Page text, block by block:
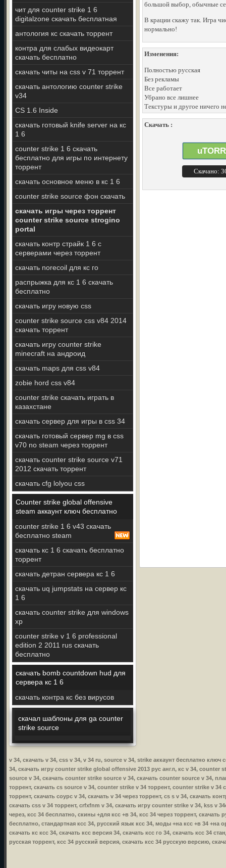
чит для counter strike 1 6
digitalzone скачать бесплатная
антология кс скачать торрент
контра для слабых видеокарт
скачать бесплатно
скачать читы на css v 71 торрент
скачать антологию counter strike
v34
CS 1.6 Inside
скачать готовый knife server на кс
1 6
counter strike 1 6 скачать
бесплатно для игры по интернету
торрент
скачать основное меню в кс 1 6
counter strike source фон скачать
скачать игры через торрент
counter strike source strogino
portal
скачать контр страйк 1 6 с
серверами через торрент
скачать norecoil для кс го
распрыжка для кс 1 6 скачать
бесплатно
скачать игру новую css
counter strike source css v84 2014
скачать торрент
скачать игру counter strike
minecraft на андроид
скачать maps для css v84
zobie hord css v84
counter strike скачать играть в
казахстане
скачать сервер для игры в css 34
скачать готовый сервер mg в css
v70 no steam через торрент
скачать counter strike source v71
2012 скачать торрент
скачать cfg lolyou css
Counter strike global offensive
steam аккаунт ключ бесплатно
counter strike 1 6 v43 скачать
бесплатно steam
скачать кс 1 6 скачать бесплатно
торрент
скачать детран сервера кс 1 6
скачать uq jumpstats на сервер кс
1 6
скачать counter strike для windows
xp
counter strike v 1 6 professional
edition 2 2011 rus скачать
бесплатно
скачать bomb countdown hud для
сервера кс 1 6
скачать контра кс без вирусов
скачал шаблоны для gа counter
strike source
большой выбор, обычные
В крации скажу так. Игра
нормально!
Изменения:
Полностью русская
Без рекламы
Все работает
Убрано все лишнее
Текстуры и другое ничего
Скачать :
Скачано:
v 34, скачать v 34, css v 34, v 34 ru, source v 34, strike аккаунт бесплатно
34, скачать игру counter strike global offensive 2013 рус англ, кс v 34, counter
source v 34, скачать counter strike source v 34, скачать counter source v 34,
торрент, скачать cs source v 34, counter strike v 34 торрент, counter strike v
торрент, скачать соурс v 34, скачать v 34 через торрент, cs s v 34, скачать
скачать css v 34 торрент, crfxfnm v 34, скачать игру counter strike v 34, kss v
через, ксс 34 бесплатно, скины +для ксс +в 34, ксс 34 через торрент, скачать
бесплатно, стандартная ксс 34, русский язык ксс 34, моды +на ксс +в 34 +на
скачать кс ксс 34, скачать ксс версия 34, скачать ксс го 34, скачать ксс 34
русская торрент, ксс 34 русский версия, скачать ксс 34 русскую версию,